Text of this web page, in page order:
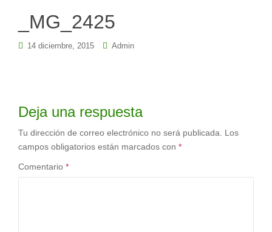
_MG_2425
14 diciembre, 2015 Admin
Deja una respuesta
Tu dirección de correo electrónico no será publicada.
Los
campos obligatorios están marcados con *
Comentario *